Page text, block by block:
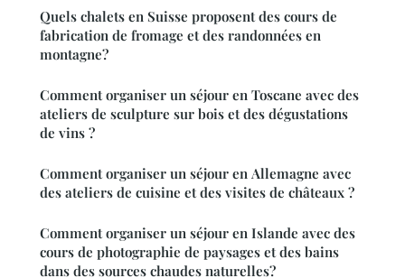
Quels chalets en Suisse proposent des cours de
fabrication de fromage et des randonnées en
montagne?
Comment organiser un séjour en Toscane avec des
ateliers de sculpture sur bois et des dégustations
de vins ?
Comment organiser un séjour en Allemagne avec
des ateliers de cuisine et des visites de châteaux ?
Comment organiser un séjour en Islande avec des
cours de photographie de paysages et des bains
dans des sources chaudes naturelles?